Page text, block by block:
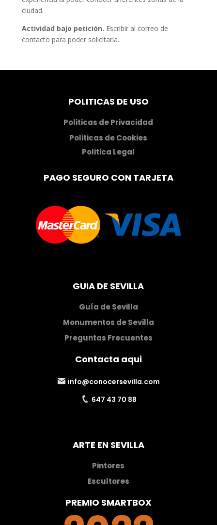
ciudad.
Actividad bajo petición. Escribir al correo de
contacto para poder solicitarla.
POLITICAS DE USO
Politicas de Privacidad
Politicas de Cookies
Politica Legal
PAGO SEGURO CON TARJETA
GUIA DE SEVILLA
Guía de Sevilla
Monumentos de Sevilla
Preguntas Frecuentes
Contacta aqui
info@conocersevilla.com
647 43 70 88
ARTE EN SEVILLA
Pintores
Escultores
PREMIO SMARTBOX